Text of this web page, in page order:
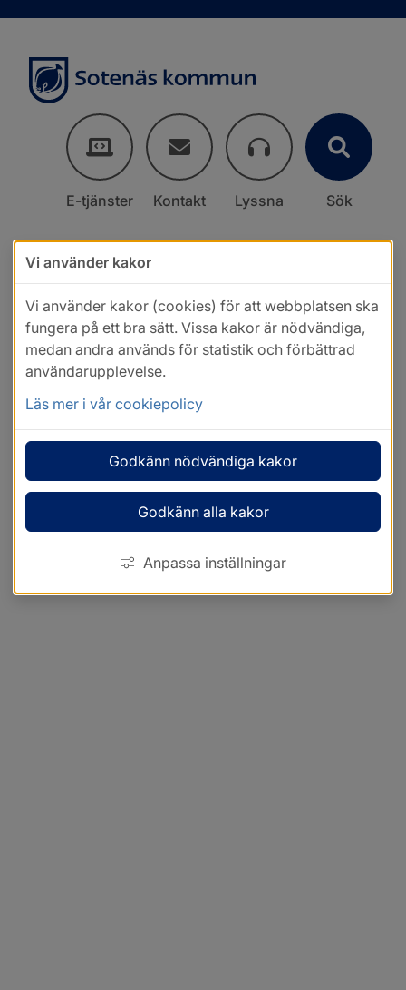
E-tjänster Kontakt Lyssna Sök
Vi använder kakor
Vi använder kakor (cookies) för att webbplatsen ska
fungera på ett bra sätt. Vissa kakor är nödvändiga,
medan andra används för statistik och förbättrad
användarupplevelse.
Läs mer i vår cookiepolicy
Godkänn nödvändiga kakor
Godkänn alla kakor
Anpassa inställningar